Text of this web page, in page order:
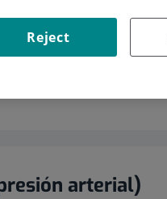
arterial)
Reject